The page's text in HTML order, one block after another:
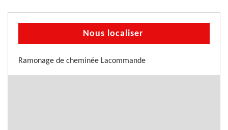
Nous localiser
Ramonage de cheminée Lacommande